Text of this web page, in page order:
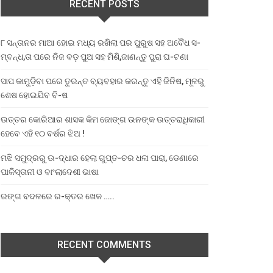
RECENT POSTS
୮ ସନ୍ତାନର ମାଆ ହୋଇ ମଧ୍ୟ ରଖିଲା ପର ପୁରୁଷ ସହ ଅବୈଧ ସ-
ମ୍ବନ୍ଧ,ତା ପରେ ନିଜ ବଡ଼ ପୁଅ ସହ ମିଶି,ଜାଣନ୍ତୁ ପୁରା ଘ-ଟଣା
ସାପ କାମୁଡ଼ିବା ପରେ ତୁରନ୍ତ ବ୍ୟବହାର କରନ୍ତୁ ଏହି ଜିନିଷ, ମୂଳରୁ
ଶେଷ ହୋଇଯିବ ବି-ଷ
ଉତ୍ତର କୋରିଆର ଶାସକ କିମ ଜୋଙ୍ଗ ଉନଙ୍କ ଉତ୍ତରାଧିକାରୀ
ହେବେ ଏହି ୧୦ ବର୍ଷର ଝିଅ !
ମଝି ସମୁଦ୍ରରୁ ଉ-ଦ୍ଧାର ହେଲା ଗୁପ୍ତ-ଚର ଧଳା ପାରା, ଡେଣାରେ
ପାକିସ୍ତାନୀ ଓ ବାଂଲାଦେଶୀ ଭାଷା
ରଙ୍ଗ ବଦଳରେ ର-କ୍ତର ଖେଳ …..
RECENT COMMENTS